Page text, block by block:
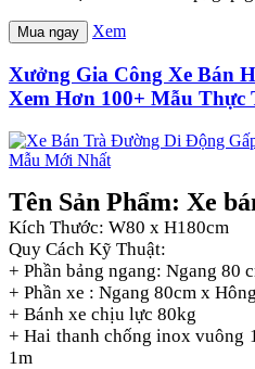
Mua ngay Xem
Xưởng Gia Công Xe Bán
Xem Hơn 100+ Mẫu Thực
Tên Sản Phẩm: Xe
Kích Thước: W80 x H180cm
Quy Cách Kỹ Thuật:
+ Phần bảng ngang: Ngang 80
+ Phần xe : Ngang 80cm x
+ Bánh xe chịu lực 80kg
+ Hai thanh chống inox vuông
1m